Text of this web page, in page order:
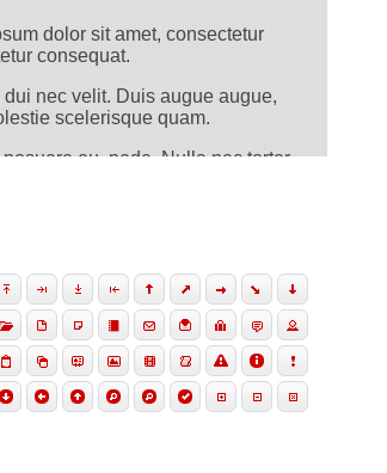
dolor sit amet, consectetur
consequat.
nec velit. Duis augue augue,
scelerisque quam.
eu, pede. Nulla nec tortor.
pulvinar vel, malesuada ac,
libero risus, commodo